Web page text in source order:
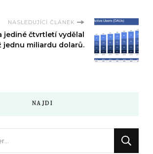
NASLEDUJÍCÍ ČLÁNEK
jediné čtvrtletí vydělal
jednu miliardu dolarů.
NAJDI